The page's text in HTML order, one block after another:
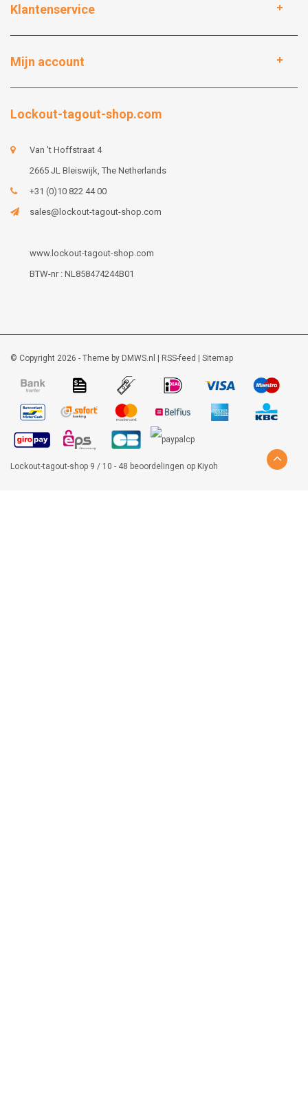
Klantenservice
Mijn account
Lockout-tagout-shop.com
Van 't Hoffstraat 4
2665 JL Bleiswijk, The Netherlands
+31 (0)10 822 44 00
sales@lockout-tagout-shop.com
www.lockout-tagout-shop.com
BTW-nr : NL858474244B01
© Copyright 2026 - Theme by DMWS.nl | RSS-feed | Sitemap
Lockout-tagout-shop 9 / 10 - 48 beoordelingen op Kiyoh